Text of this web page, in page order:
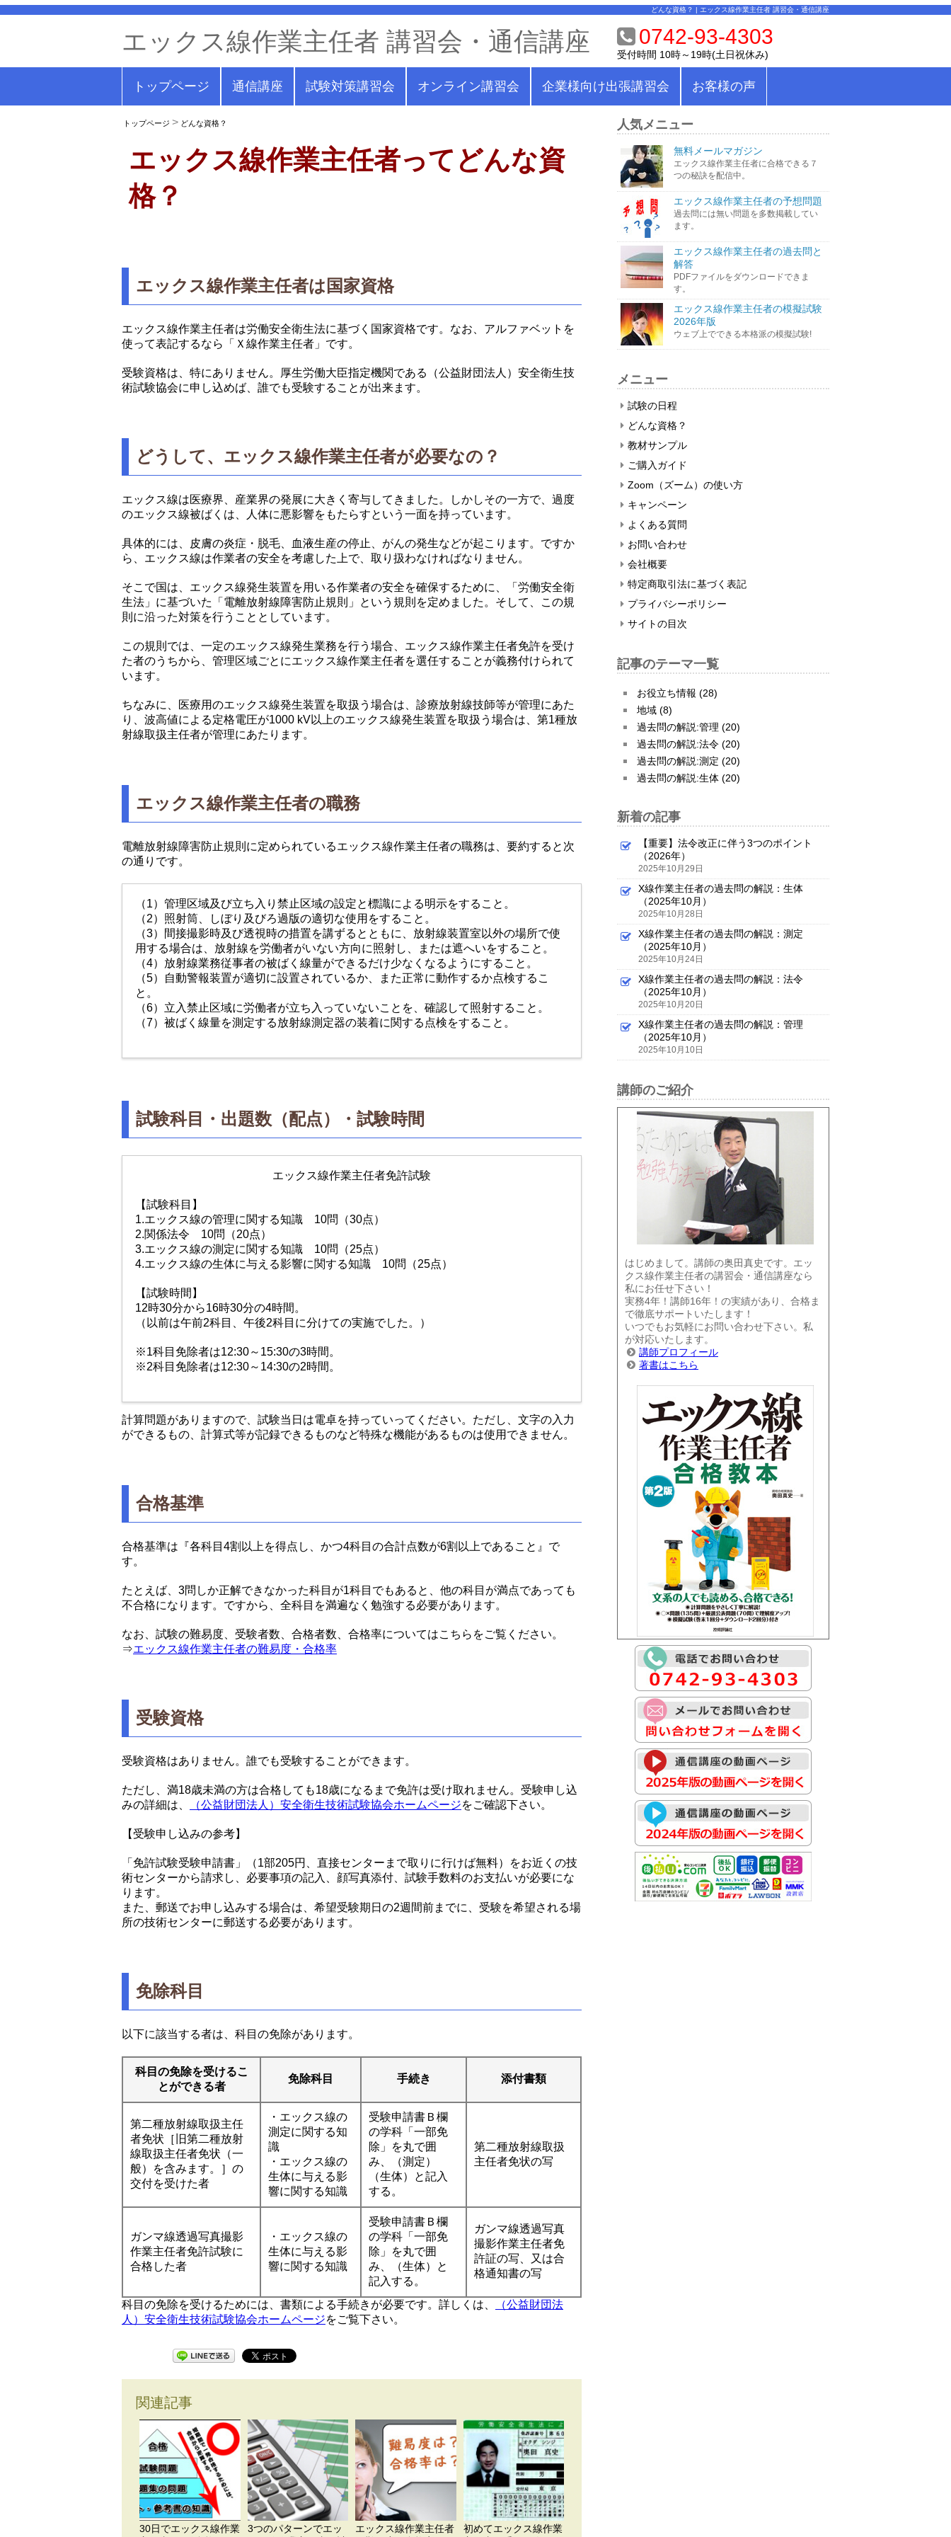
どんな資格？ | エックス線作業主任者 講習会・通信講座
エックス線作業主任者 講習会・通信講座 0742-93-4303
受付時間 10時～19時(土日祝休み)
トップページ 通信講座 試験対策講習会 オンライン講習会 企業様向け出張講習会 お客様の声
トップページ どんな資格？
エックス線作業主任者ってどんな資
格？
エックス線作業主任者は国家資格
エックス線作業主任者は労働安全衛生法に基づく国家資格です。なお、アルファベットを
使って表記するなら「Ｘ線作業主任者」です。
受験資格は、特にありません。厚生労働大臣指定機関である（公益財団法人）安全衛生技
術試験協会に申し込めば、誰でも受験することが出来ます。
どうして、エックス線作業主任者が必要なの？
エックス線は医療界、産業界の発展に大きく寄与してきました。しかしその一方で、過度
のエックス線被ばくは、人体に悪影響をもたらすという一面を持っています。
具体的には、皮膚の炎症・脱毛、血液生産の停止、がんの発生などが起こります。ですか
ら、エックス線は作業者の安全を考慮した上で、取り扱わなければなりません。
そこで国は、エックス線発生装置を用いる作業者の安全を確保するために、「労働安全衛
生法」に基づいた「電離放射線障害防止規則」という規則を定めました。そして、この規
則に沿った対策を行うこととしています。
この規則では、一定のエックス線発生業務を行う場合、エックス線作業主任者免許を受け
た者のうちから、管理区域ごとにエックス線作業主任者を選任することが義務付けられて
います。
ちなみに、医療用のエックス線発生装置を取扱う場合は、診療放射線技師等が管理にあた
り、波高値による定格電圧が1000 kV以上のエックス線発生装置を取扱う場合は、第1種放
射線取扱主任者が管理にあたります。
エックス線作業主任者の職務
電離放射線障害防止規則に定められているエックス線作業主任者の職務は、要約すると次
の通りです。
（1）管理区域及び立ち入り禁止区域の設定と標識による明示をすること。
（2）照射筒、しぼり及びろ過版の適切な使用をすること。
（3）間接撮影時及び透視時の措置を講ずるとともに、放射線装置室以外の場所で使
用する場合は、放射線を労働者がいない方向に照射し、または遮へいをすること。
（4）放射線業務従事者の被ばく線量ができるだけ少なくなるようにすること。
（5）自動警報装置が適切に設置されているか、また正常に動作するか点検するこ
と。
（6）立入禁止区域に労働者が立ち入っていないことを、確認して照射すること。
（7）被ばく線量を測定する放射線測定器の装着に関する点検をすること。
試験科目・出題数（配点）・試験時間
エックス線作業主任者免許試験
【試験科目】
1.エックス線の管理に関する知識 10問（30点）
2.関係法令 10問（20点）
3.エックス線の測定に関する知識 10問（25点）
4.エックス線の生体に与える影響に関する知識 10問（25点）
【試験時間】
12時30分から16時30分の4時間。
（以前は午前2科目、午後2科目に分けての実施でした。）
※1科目免除者は12:30～15:30の3時間。
※2科目免除者は12:30～14:30の2時間。
計算問題がありますので、試験当日は電卓を持っていってください。ただし、文字の入力
ができるもの、計算式等が記録できるものなど特殊な機能があるものは使用できません。
合格基準
合格基準は『各科目4割以上を得点し、かつ4科目の合計点数が6割以上であること』で
す。
たとえば、3問しか正解できなかった科目が1科目でもあると、他の科目が満点であっても
不合格になります。ですから、全科目を満遍なく勉強する必要があります。
なお、試験の難易度、受験者数、合格者数、合格率についてはこちらをご覧ください。
⇒エックス線作業主任者の難易度・合格率
受験資格
受験資格はありません。誰でも受験することができます。
ただし、満18歳未満の方は合格しても18歳になるまで免許は受け取れません。受験申し込
みの詳細は、
（公益財団法人）安全衛生技術試験協会ホームページをご確認下さい。
【受験申し込みの参考】
「免許試験受験申請書」（1部205円、直接センターまで取りに行けば無料）をお近くの技
術センターから請求し、必要事項の記入、顔写真添付、試験手数料のお支払いが必要にな
ります。
また、郵送でお申し込みする場合は、希望受験期日の2週間前までに、受験を希望される場
所の技術センターに郵送する必要があります。
免除科目
以下に該当する者は、科目の免除があります。
科目の免除を受けるこ
とができる者
免除科目 手続き 添付書類
第二種放射線取扱主任
者免状［旧第二種放射
線取扱主任者免状（一
般）を含みます。］の
交付を受けた者
・エックス線の
測定に関する知
識
・エックス線の
生体に与える影
響に関する知識
受験申請書Ｂ欄
の学科「一部免
除」を丸で囲
み、（測定）
（生体）と記入
する。
第二種放射線取扱
主任者免状の写
ガンマ線透過写真撮影
作業主任者免許試験に
合格した者
・エックス線の
生体に与える影
響に関する知識
受験申請書Ｂ欄
の学科「一部免
除」を丸で囲
み、（生体）と
記入する。
ガンマ線透過写真
撮影作業主任者免
許証の写、又は合
格通知書の写
科目の免除を受けるためには、書類による手続きが必要です。詳しくは、
（公益財団法
人）安全衛生技術試験協会ホームページをご覧下さい。
関連記事
30日でエックス線作業
3つのパターンでエッ
エックス線作業主任者
初めてエックス線作業
人気メニュー
無料メールマガジン
エックス線作業主任者に合格できる７
つの秘訣を配信中。
エックス線作業主任者の予想問題
過去問には無い問題を多数掲載してい
ます。
エックス線作業主任者の過去問と
解答
PDFファイルをダウンロードできま
す。
エックス線作業主任者の模擬試験
2026年版
ウェブ上でできる本格派の模擬試験!
メニュー
試験の日程
どんな資格？
教材サンプル
ご購入ガイド
Zoom（ズーム）の使い方
キャンペーン
よくある質問
お問い合わせ
会社概要
特定商取引法に基づく表記
プライバシーポリシー
サイトの目次
記事のテーマ一覧
お役立ち情報 (28)
地域 (8)
過去問の解説:管理 (20)
過去問の解説:法令 (20)
過去問の解説:測定 (20)
過去問の解説:生体 (20)
新着の記事
【重要】法令改正に伴う3つのポイント
（2026年）
2025年10月29日
X線作業主任者の過去問の解説：生体
（2025年10月）
2025年10月28日
X線作業主任者の過去問の解説：測定
（2025年10月）
2025年10月24日
X線作業主任者の過去問の解説：法令
（2025年10月）
2025年10月20日
X線作業主任者の過去問の解説：管理
（2025年10月）
2025年10月10日
講師のご紹介
はじめまして。講師の奥田真史です。エッ
クス線作業主任者の講習会・通信講座なら
私にお任せ下さい！
実務4年！講師16年！の実績があり、合格ま
で徹底サポートいたします！
いつでもお気軽にお問い合わせ下さい。私
が対応いたします。
講師プロフィール
著書はこちら